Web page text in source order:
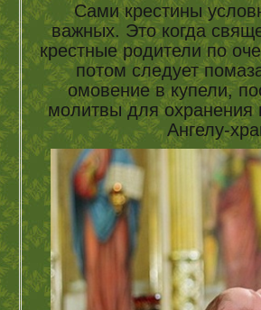
Сами крестины
важных. Это когда
крестные родители по
потом следует
омовение в купели,
молитвы для
Ангелу-